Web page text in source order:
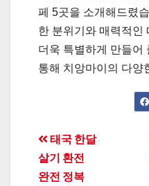
페 5곳을 소개해드렸
한 분위기와 매력적인
더욱 특별하게 만들어
통해 치앙마이의 다양
Post
navigation
태국 한달
살기 환전
완전 정복